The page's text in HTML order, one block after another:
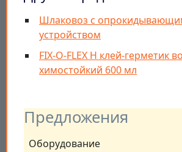
Предложения
Оборудование
Шлаковоз с
устройством
FIX-O-FLEX H клей-герметик
химостойкий 600 мл